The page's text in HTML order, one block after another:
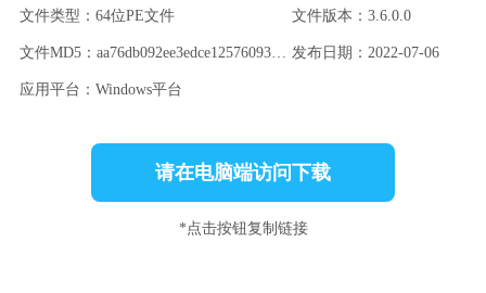
文件类型：64位PE文件 文件版本：3.6.0.0
文件MD5：aa76db092ee3edce1257609345fcf6c1 发布日期：2022-07-06
应用平台：Windows平台
请在电脑端访问下载
*点击按钮复制链接